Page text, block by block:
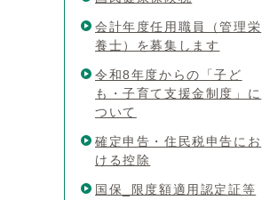
会計年度任用職員（管理栄
養士）を募集します
令和8年度からの「子ど
も・子育て支援金制度」に
ついて
確定申告・住民税申告にお
ける控除
国保_限度額適用認定証等